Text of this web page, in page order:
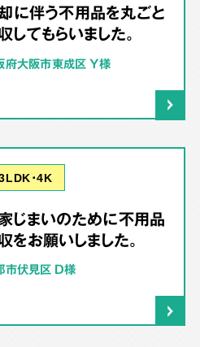
に伴う不用品を丸ごと
してもらいました。
府大阪市東成区 Y様
･4K
じまいのために不用品
をお願いしました。
市伏見区 D様